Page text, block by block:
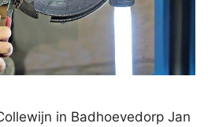
in Badhoevedorp Jan